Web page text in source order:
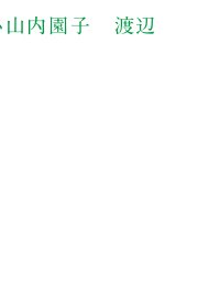
山内園子 渡辺